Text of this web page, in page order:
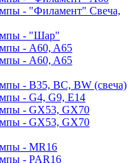
- "Филамент" Свеча,
- "Шар"
- A60, A65
- A60, A65
- B35, BC, BW (свеча)
- G4, G9, Е14
- GX53, GX70
- GX53, GX70
- MR16
- PAR16